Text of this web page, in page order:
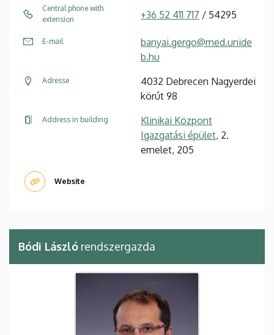
Central phone with
extension
+36 52 411 717 / 54295
E-mail
banyai.gergo@med.unide
b.hu
Adresse
4032 Debrecen Nagyerdei
körút 98
Address in building
Klinikai Központ
Igazgatási épület, 2.
emelet, 205
Website
Bódi László rendszergazda